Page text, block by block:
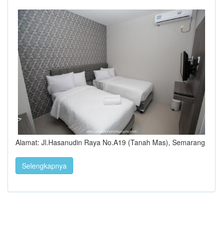
Alamat: Jl.Hasanudin Raya No.A19 (Tanah Mas), Semarang
Selengkapnya